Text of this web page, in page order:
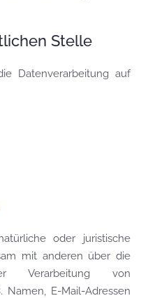
Stelle
Datenverarbeitung auf
oder juristische
mit anderen über die
von
Namen, E-Mail-Adressen